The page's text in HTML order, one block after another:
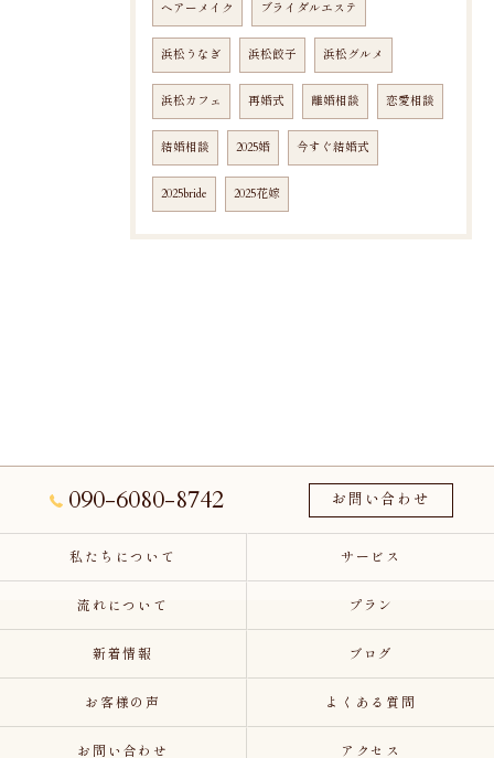
ヘアーメイク ブライダルエステ
浜松うなぎ 浜松餃子 浜松グルメ
浜松カフェ 再婚式 離婚相談 恋愛相談
結婚相談 2025婚 今すぐ結婚式
2025bride 2025花嫁
090-6080-8742 お問い合わせ
私たちについて サービス
流れについて プラン
新着情報 ブログ
お客様の声 よくある質問
お問い合わせ アクセス